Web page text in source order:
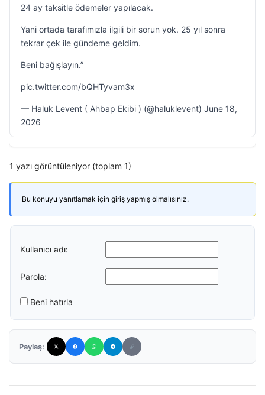
24 ay taksitle ödemeler yapılacak.
Yani ortada tarafımızla ilgili bir sorun yok. 25 yıl sonra
tekrar çek ile gündeme geldim.
Beni bağışlayın.”
pic.twitter.com/bQHTyvam3x
— Haluk Levent ( Ahbap Ekibi ) (@haluklevent) June 18,
2026
1 yazı görüntüleniyor (toplam 1)
Bu konuyu yanıtlamak için giriş yapmış olmalısınız.
Kullanıcı adı:
Parola:
Beni hatırla
Paylaş: